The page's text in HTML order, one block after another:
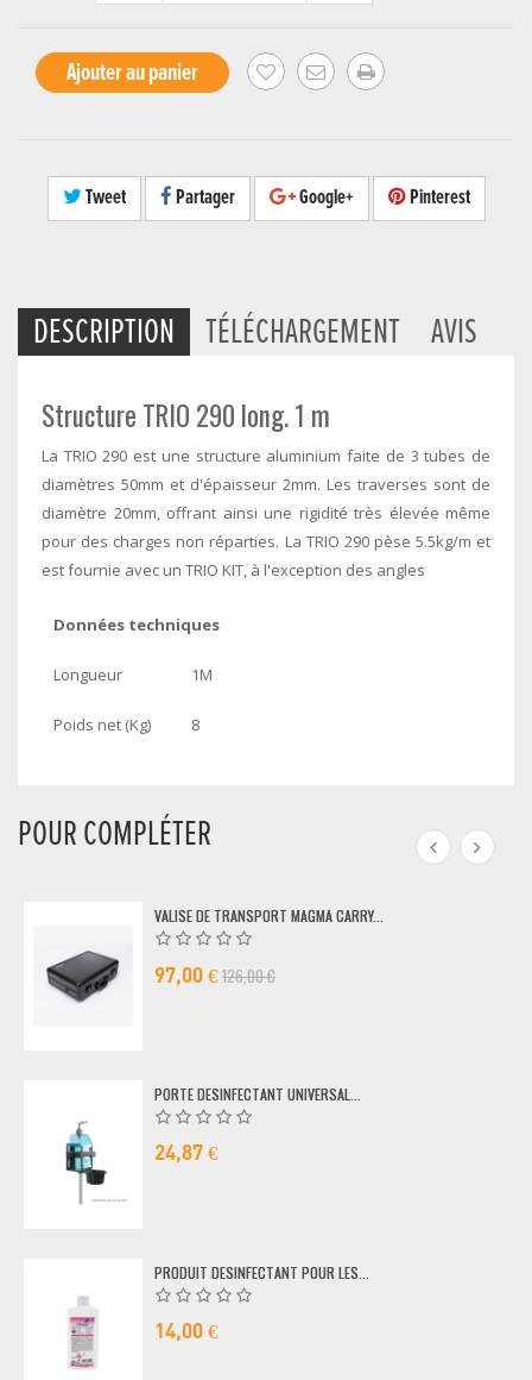
Ajouter au panier
Tweet Partager Google+ Pinterest
DESCRIPTION TÉLÉCHARGEMENT AVIS
Structure TRIO 290 long. 1 m
La TRIO 290 est une structure aluminium faite de 3 tubes de
diamètres 50mm et d'épaisseur 2mm. Les traverses sont de
diamètre 20mm, offrant ainsi une rigidité très élevée même
pour des charges non réparties. La TRIO 290 pèse 5.5kg/m et
est fournie avec un TRIO KIT, à l'exception des angles
Données techniques
Longueur 1M
Poids net (Kg) 8
POUR COMPLÉTER
VALISE DE TRANSPORT MAGMA CARRY...
97,00 €126,00 €
PORTE DESINFECTANT UNIVERSAL...
24,87 €
PRODUIT DESINFECTANT POUR LES...
14,00 €